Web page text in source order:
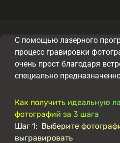
С помощью лазерного
процесс гравировки
очень прост благодаря
специально
Как получить идеальную
фотографий за 3 шага
Шаг 1: Выберите
выгравировать